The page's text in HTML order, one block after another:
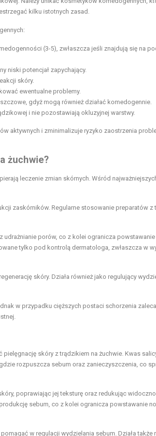
kilku istotnych zasad.
(3-5), zwłaszcza jeśli znajdują się na
niski potencjał zapychający.
skóry.
ewentualne problemy.
gdyż mogą również działać komedogennie.
i nie pozostawiają okluzyjnej warstwy.
aktywnych i zminimalizuje ryzyko zaostrzenia
żuchwie?
leczenie zmian skórnych. Wśród
zaskórników. Regularne stosowanie preparatów z
udrażnianie porów, co z kolei ogranicza powstawanie
tylko pod kontrolą dermatologa, zwłaszcza w
skóry. Działa również jako regulujący
w przypadku cięższych postaci schorzenia
skóry z trądzikiem na żuchwie. Kwas
rozpuszcza sebum oraz zanieczyszczenia, co
poprawiając jej teksturę oraz redukując
sebum, co z kolei ogranicza powstawanie
w regulacji wydzielania sebum. Działa także